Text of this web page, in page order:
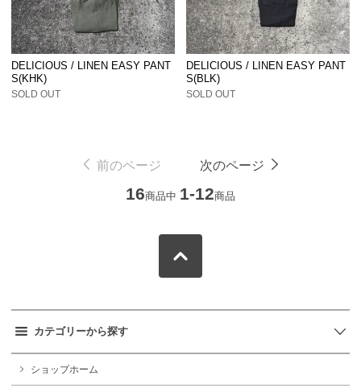
DELICIOUS / LINEN EASY PANT
S(KHK)
SOLD OUT
DELICIOUS / LINEN EASY PANT
S(BLK)
SOLD OUT
前のページ 次のページ
16商品中 1-12商品
カテゴリーから探す
ショップホーム